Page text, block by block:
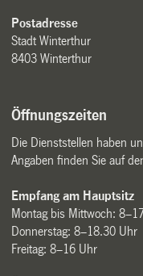
Postadresse
Stadt Winterthur
8403 Winterthur
Öffnungszeiten
Die Dienststellen haben
Angaben finden Sie auf
Empfang am Hauptsitz
Montag bis Mittwoch:
Donnerstag: 8–18.30 Uhr
Freitag: 8–16 Uhr